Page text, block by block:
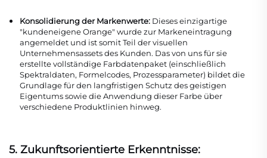
Konsolidierung der Markenwerte: Dieses einzigartige
"kundeneigene Orange" wurde zur Markeneintragung
angemeldet und ist somit Teil der visuellen
Unternehmensassets des Kunden. Das von uns für sie
erstellte vollständige Farbdatenpaket (einschließlich
Spektraldaten, Formelcodes, Prozessparameter) bildet die
Grundlage für den langfristigen Schutz des geistigen
Eigentums sowie die Anwendung dieser Farbe über
verschiedene Produktlinien hinweg.
5. Zukunftsorientierte Erkenntnisse: